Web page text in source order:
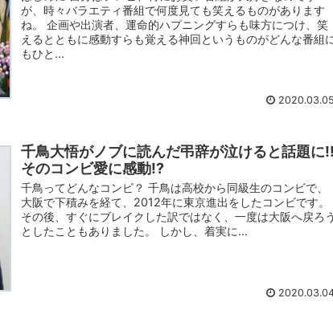
が、時々バラエティ番組で何度見ても笑えるものがあります
ね。 企画や出演者、運命的ハプニングすらも味方につけ、笑
えるとともに感動すらも覚える神回というものがどんな番組
もひと...
2020.03.05
千鳥大悟がノブに読んだ弔辞が泣けると話題に!!
そのコンビ愛に感動!?
千鳥ってどんなコンビ？ 千鳥は高校から同級生のコンビで、
大阪で下積みを経て、2012年に東京進出をしたコンビです。
その後、すぐにブレイクした訳ではなく、一度は大阪へ戻ろう
としたこともありました。 しかし、着実に...